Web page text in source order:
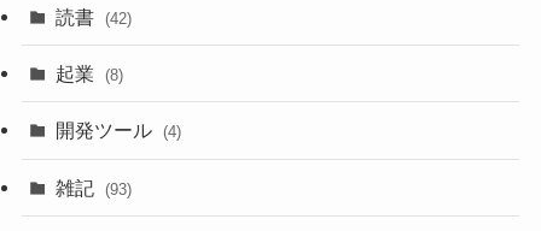
読書 (42)
起業 (8)
開発ツール (4)
雑記 (93)